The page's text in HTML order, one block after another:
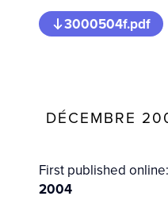
3000504f.pdf
DÉCEMBRE
First published online:
2004